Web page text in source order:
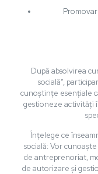
După absolvirea
socială”,
cunoștințe esențiale
gestioneze activități
Înțelege ce
socială: Vor
de antreprenoriat,
de autorizare și